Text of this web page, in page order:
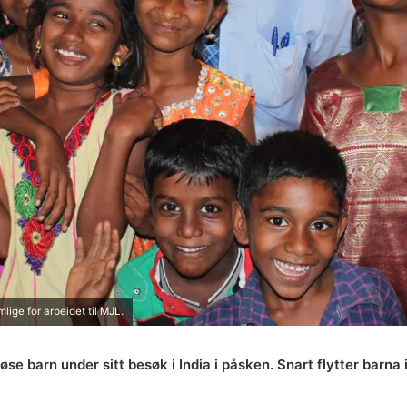
for arbeidet til MJL.
barn under sitt besøk i India i påsken. Snart flytter barna